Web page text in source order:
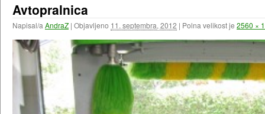
Avtopralnica
Napisal/a AndraZ | Objavljeno 11. septembra, 2012 | Polna velikost je 2560 ×